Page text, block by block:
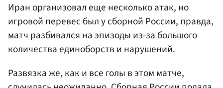
Иран организовал еще несколько атак, но
игровой перевес был у сборной России, правда,
матч разбивался на эпизоды из-за большого
количества единоборств и нарушений.
Развязка же, как и все голы в этом матче,